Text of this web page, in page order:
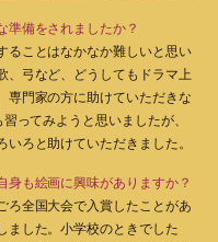
準備をされましたか？
ることはなかなか難しいと思い
、弓など、どうしてもドラマ上
専門家の方に助けていただきな
ってみようと思いましたが、
ろと助けていただきました。
も絵画に興味がありますか？
ろ全国大会で入賞したことがあ
ました。小学校のときでした